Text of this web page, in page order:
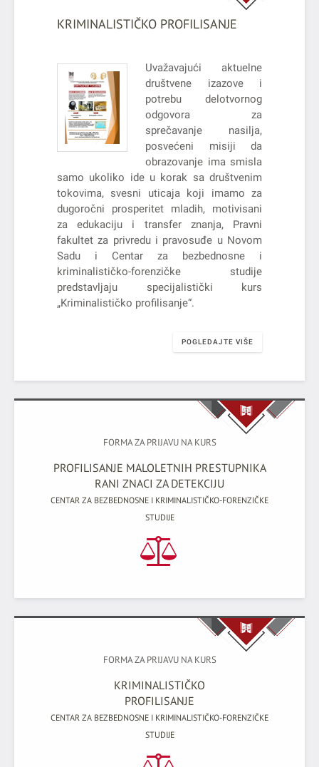
KRIMINALISTIČKO PROFILISANJE
Uvažavajući aktuelne
društvene izazove i
potrebu delotvornog
odgovora za
sprečavanje nasilja,
posvećeni misiji da
obrazovanje ima smisla
samo ukoliko ide u korak sa društvenim
tokovima, svesni uticaja koji imamo za
dugoročni prosperitet mladih, motivisani
za edukaciju i transfer znanja, Pravni
fakultet za privredu i pravosuđe u Novom
Sadu i Centar za bezbednosne i
kriminalističko-forenzičke studije
predstavljaju specijalistički kurs
„Kriminalističko profilisanje“.
POGLEDAJTE VIŠE
FORMA ZA PRIJAVU NA KURS
PROFILISANJE MALOLETNIH PRESTUPNIKA
RANI ZNACI ZA DETEKCIJU
CENTAR ZA BEZBEDNOSNE I KRIMINALISTIČKO-FORENZIČKE
STUDIJE
FORMA ZA PRIJAVU NA KURS
KRIMINALISTIČKO
PROFILISANJE
CENTAR ZA BEZBEDNOSNE I KRIMINALISTIČKO-FORENZIČKE
STUDIJE